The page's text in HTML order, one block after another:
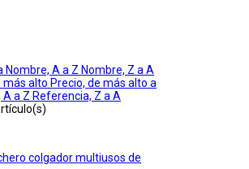
Nombre, A a Z Nombre, Z a A
más alto Precio, de más alto a
A a Z Referencia, Z a A